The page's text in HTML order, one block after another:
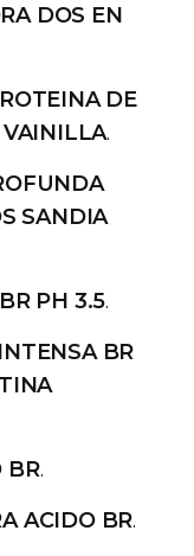
DOS EN
DE
VAINILLA.
SANDIA
PH 3.5.
BR
BR.
ACIDO BR.